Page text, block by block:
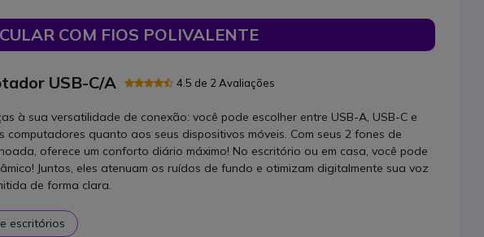
COM FIOS POLIVALENTE
USB-C/A 4.5 de 2 Avaliações
à sua versatilidade de conexão: você pode escolher entre USB-A, USB-C e
computadores quanto aos seus dispositivos móveis. Com seus 2 fones de
oferece um conforto diário máximo! No escritório ou em casa, você pode
Juntos, eles atenuam os ruídos de fundo e otimizam digitalmente sua voz
de forma clara.
escritórios